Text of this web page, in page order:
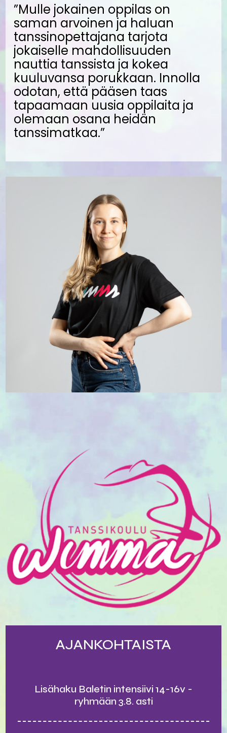
”Mulle jokainen oppilas on
saman arvoinen ja haluan
tanssinopettajana tarjota
jokaiselle mahdollisuuden
nauttia tanssista ja kokea
kuuluvansa porukkaan. Innolla
odotan, että pääsen taas
tapaamaan uusia oppilaita ja
olemaan osana heidän
tanssimatkaa.”
AJANKOHTAISTA
Lisähaku Baletin intensiivi 14-16v -
ryhmään 3.8. asti